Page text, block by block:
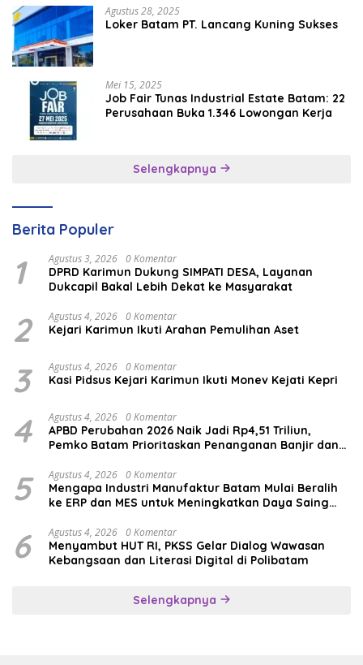
Agustus 28, 2025
Loker Batam PT. Lancang Kuning Sukses
Mei 15, 2025
Job Fair Tunas Industrial Estate Batam: 22
Perusahaan Buka 1.346 Lowongan Kerja
Selengkapnya
Berita Populer
1 Agustus 3, 2026 0 Komentar
DPRD Karimun Dukung SIMPATI DESA, Layanan
Dukcapil Bakal Lebih Dekat ke Masyarakat
2 Agustus 4, 2026 0 Komentar
Kejari Karimun Ikuti Arahan Pemulihan Aset
3 Agustus 4, 2026 0 Komentar
Kasi Pidsus Kejari Karimun Ikuti Monev Kejati Kepri
4 Agustus 4, 2026 0 Komentar
APBD Perubahan 2026 Naik Jadi Rp4,51 Triliun,
Pemko Batam Prioritaskan Penanganan Banjir dan
5 Agustus 4, 2026 0 Komentar
Mengapa Industri Manufaktur Batam Mulai Beralih
ke ERP dan MES untuk Meningkatkan Daya Saing
6 Agustus 4, 2026 0 Komentar
Menyambut HUT RI, PKSS Gelar Dialog Wawasan
Kebangsaan dan Literasi Digital di Polibatam
Selengkapnya